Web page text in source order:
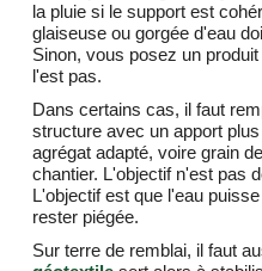
la pluie si le support est
glaiseuse ou gorgée d'eau
Sinon, vous posez un
l'est pas.
Dans certains cas, il faut
structure avec un apport
agrégat adapté, voire grain
chantier. L'objectif n'est pas
L'objectif est que l'eau
rester piégée.
Sur terre de remblai, il faut